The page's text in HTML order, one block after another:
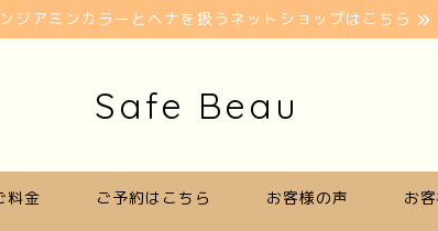
ジアミンカラーとヘナを扱うネットショップはこちら
Safe Beau
料金 ご予約はこちら お客様の声 お